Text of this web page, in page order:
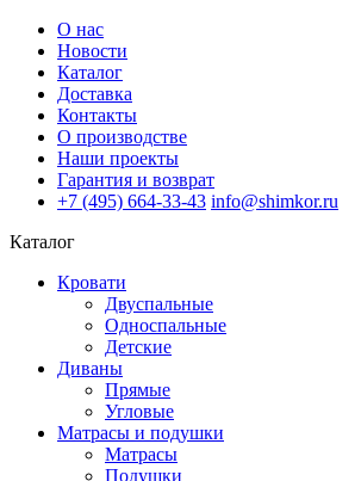
О нас
Новости
Каталог
Доставка
Контакты
О производстве
Наши проекты
Гарантия и возврат
+7 (495) 664-33-43 info@shimkor.ru
Каталог
Кровати
Двуспальные
Односпальные
Детские
Диваны
Прямые
Угловые
Матрасы и подушки
Матрасы
Подушки